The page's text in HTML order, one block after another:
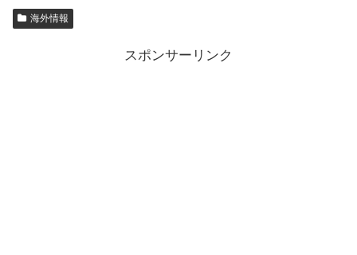
海外情報
スポンサーリンク